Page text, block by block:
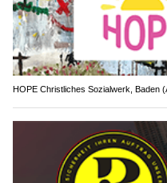
HOPE Christliches Sozialwerk, Baden